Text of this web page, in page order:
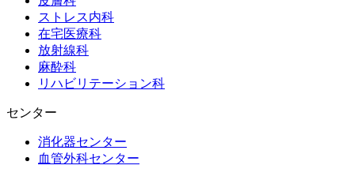
ストレス内科
在宅医療科
放射線科
麻酔科
リハビリテーション科
センター
消化器センター
血管外科センター